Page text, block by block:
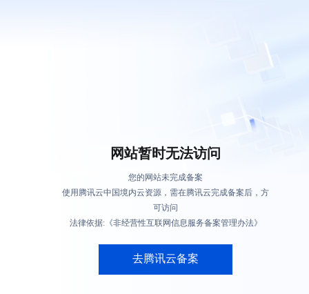
网站暂时无法访问
您的网站未完成备案
使用腾讯云中国境内云资源，需在腾讯云完成备案后，方
可访问
法律依据:《非经营性互联网信息服务备案管理办法》
去腾讯云备案